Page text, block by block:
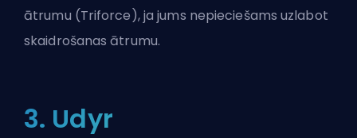
ātrumu (Triforce), ja jums nepieciešams uzlabot
skaidrošanas ātrumu.
3. Udyr